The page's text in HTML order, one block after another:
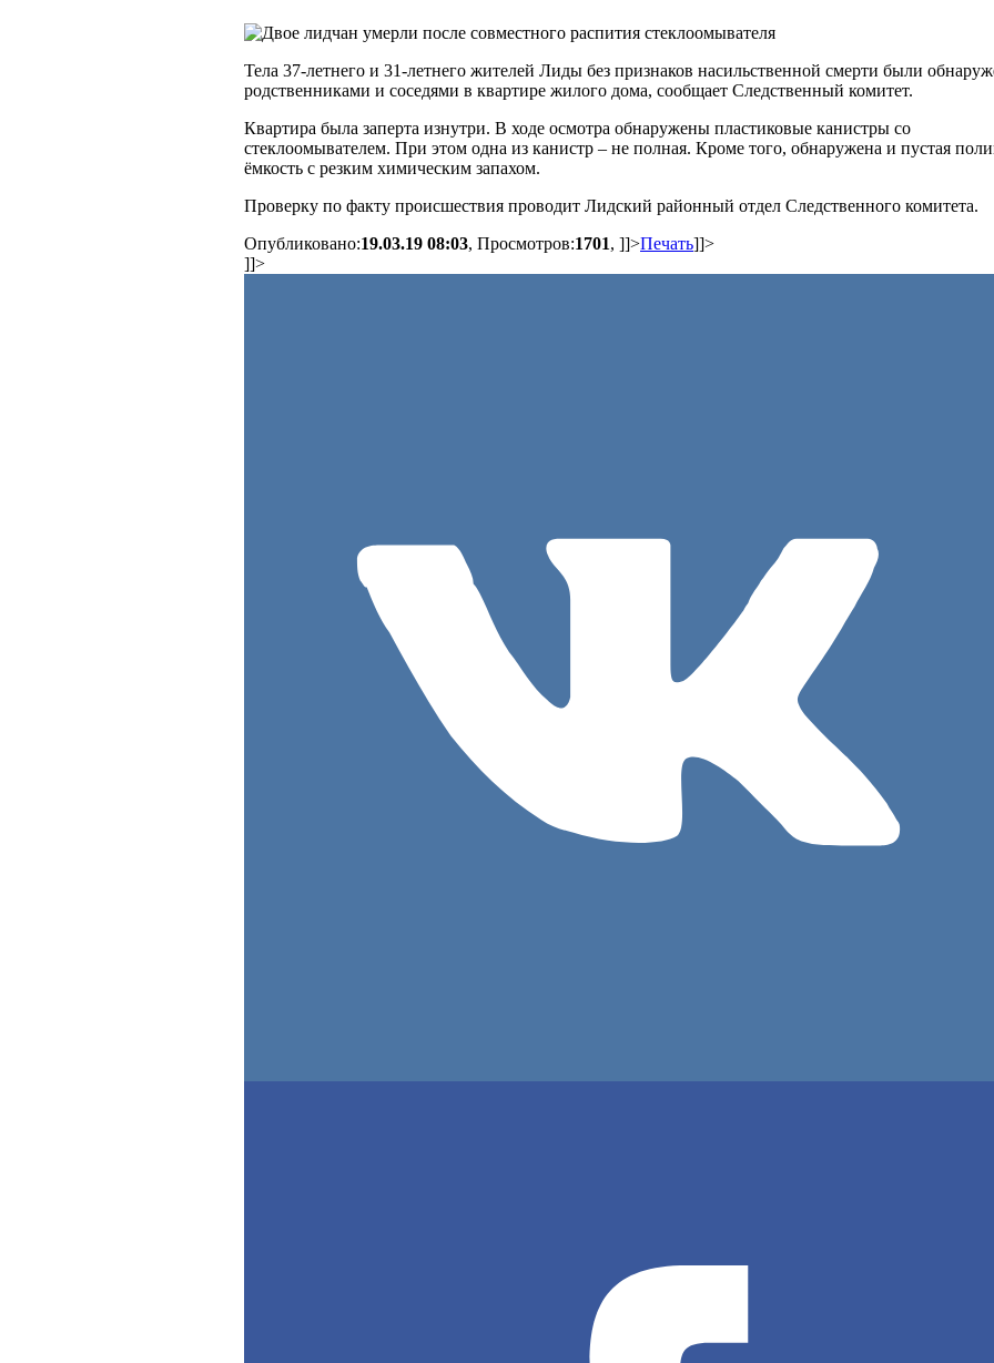
Тела 37-летнего и 31-летнего жителей Лиды без признаков насильственной смерти были
родственниками и соседями в квартире жилого дома, сообщает Следственный комитет.
Квартира была заперта изнутри. В ходе осмотра обнаружены пластиковые канистры со
стеклоомывателем. При этом одна из канистр – не полная. Кроме того, обнаружена и пустая
ёмкость с резким химическим запахом.
Проверку по факту происшествия проводит Лидский районный отдел Следственного комитета.
Опубликовано:19.03.19 08:03, Просмотров:1701, ]]>Печать]]>
]]>